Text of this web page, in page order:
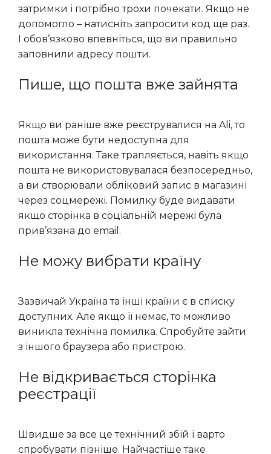
затримки і потрібно трохи почекати. Якщо не
допомогло – натисніть запросити код ще раз.
І обов’язково впевніться, що ви правильно
заповнили адресу пошти.
Пише, що пошта вже зайнята
Якщо ви раніше вже реєструвалися на Ali, то
пошта може бути недоступна для
використання. Таке трапляється, навіть якщо
пошта не використовувалася безпосередньо,
а ви створювали обліковий запис в магазині
через соцмережі. Помилку буде видавати
якщо сторінка в соціальній мережі була
прив’язана до email.
Не можу вибрати країну
Зазвичай Україна та інші країни є в списку
доступних. Але якщо її немає, то можливо
виникла технічна помилка. Спробуйте зайти
з іншого браузера або пристрою.
Не відкривається сторінка
реєстрації
Швидше за все це технічний збій і варто
спробувати пізніше. Найчастіше таке